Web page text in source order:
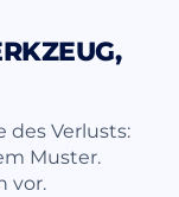
des Verlusts:
Muster.
vor.